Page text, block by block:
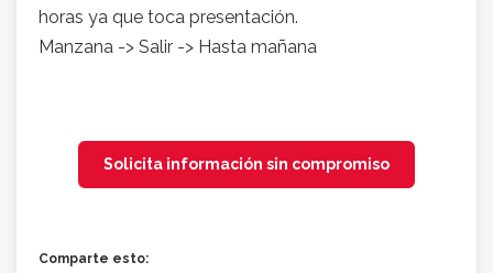
horas ya que toca presentación.
Manzana -> Salir -> Hasta mañana
Solicita información sin compromiso
Comparte esto: